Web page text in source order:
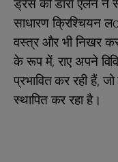
ड्रेस को डारा एलेन ने
साधारण क्रिश्चियन
वस्त्र और भी निखर
के रूप में, राए अपने
प्रभावित कर रही हैं,
स्थापित कर रहा है।